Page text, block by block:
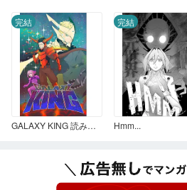
完結
GALAXY KING 読み切りマンガ「GALAXY KING」
完結
Hmm...